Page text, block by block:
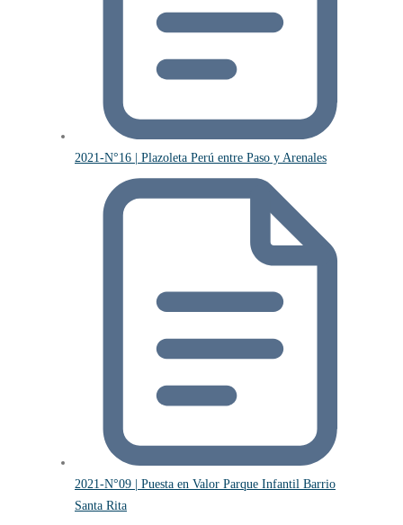
2021-N°16 | Plazoleta Perú entre Paso y Arenales
2021-N°09 | Puesta en Valor Parque Infantil Barrio
Santa Rita